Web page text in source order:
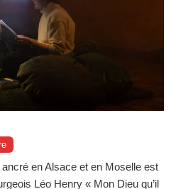
en Alsace et en Moselle est
Léo Henry « Mon Dieu qu’il